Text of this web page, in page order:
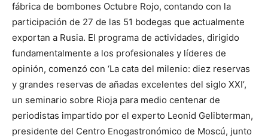
fábrica de bombones Octubre Rojo, contando con la
participación de 27 de las 51 bodegas que actualmente
exportan a Rusia. El programa de actividades, dirigido
fundamentalmente a los profesionales y líderes de
opinión, comenzó con ‘La cata del milenio: diez reservas
y grandes reservas de añadas excelentes del siglo XXI’,
un seminario sobre Rioja para medio centenar de
periodistas impartido por el experto Leonid Gelibterman,
presidente del Centro Enogastronómico de Moscú, junto